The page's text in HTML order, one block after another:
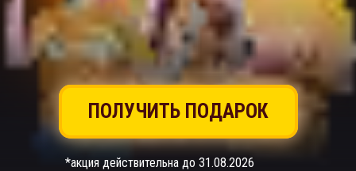
*акция действительна до 31.08.2026
ПОЛУЧИТЬ ПОДАРОК